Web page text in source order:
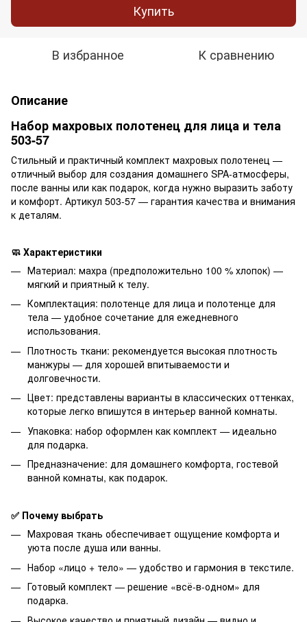
Купить
В избранное К сравнению
Описание
Набор махровых полотенец для лица и тела
503-57
Стильный и практичный комплект махровых полотенец —
отличный выбор для создания домашнего SPA-атмосферы,
после ванны или как подарок, когда нужно выразить заботу
и комфорт. Артикул 503-57 — гарантия качества и внимания
к деталям.
🧼 Характеристики
Материал: махра (предположительно 100 % хлопок) —
мягкий и приятный к телу.
Комплектация: полотенце для лица и полотенце для
тела — удобное сочетание для ежедневного
использования.
Плотность ткани: рекомендуется высокая плотность
манжуры — для хорошей впитываемости и
долговечности.
Цвет: представлены варианты в классических оттенках,
которые легко впишутся в интерьер ванной комнаты.
Упаковка: набор оформлен как комплект — идеально
для подарка.
Предназначение: для домашнего комфорта, гостевой
ванной комнаты, как подарок.
✅ Почему выбрать
Махровая ткань обеспечивает ощущение комфорта и
уюта после душа или ванны.
Набор «лицо + тело» — удобство и гармония в текстиле.
Готовый комплект — решение «всё-в-одном» для
подарка.